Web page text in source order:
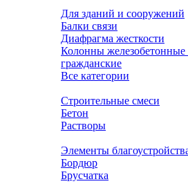
Для зданий и сооружений
Балки связи
Диафрагма жесткости
Колонны
гражданские
Все категории
Строительные смеси
Бетон
Растворы
Элементы
Бордюр
Брусчатка